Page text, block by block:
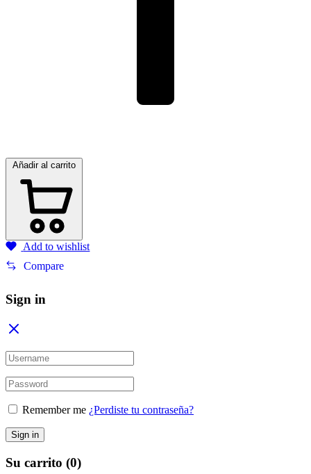
Añadir al carrito
Add to wishlist
Compare
Sign in
Remember me ¿Perdiste tu contraseña?
Sign in
Su carrito (0)